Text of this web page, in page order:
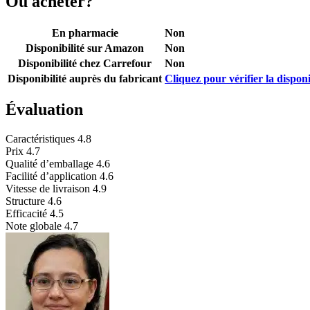
En pharmacie
Non
Disponibilité sur Amazon
Non
Disponibilité chez Carrefour
Non
Disponibilité auprès du fabricant Cliquez pour vérifier la
Évaluation
Caractéristiques 4.8
Prix 4.7
Qualité d’emballage 4.6
Facilité d’application 4.6
Vitesse de livraison 4.9
Structure 4.6
Efficacité 4.5
Note globale 4.7